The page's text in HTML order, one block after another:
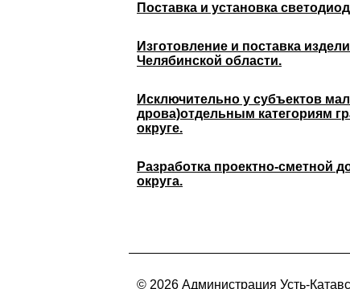
Поставка и установка
Изготовление и поставка
Челябинской области.
Исключительно у субъектов
дрова)отдельным категориям
округе.
Разработка проектно-сметной
округа.
© 2026 Администрация Усть-